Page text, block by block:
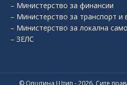
window
– Министерство за финансии
– Министерство за транспорт и
– Министерство за локална
– ЗЕЛС